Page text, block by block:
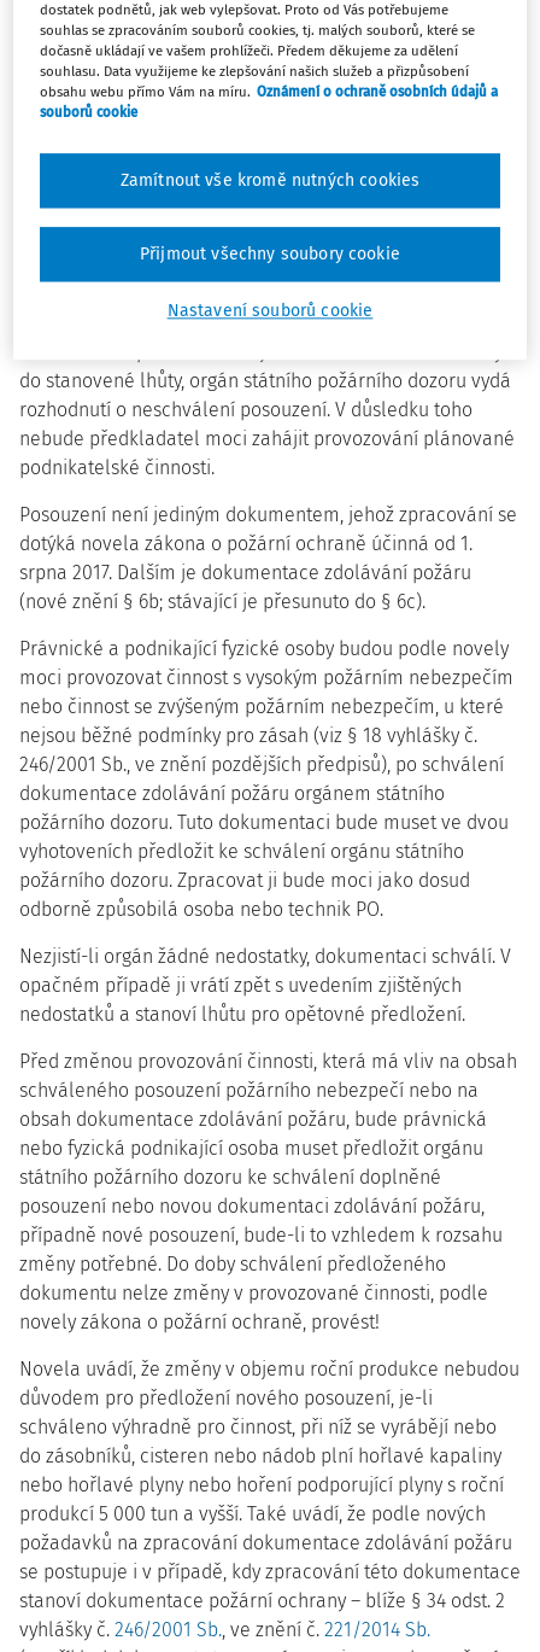
Novela zásadním způsobem zasahuje do povinností při
provozování činností s vysokým požárním nebezpečím. V §
6a, jenž má zcela nové znění, ustanovuje, že právnické a
fyzické podnikající osoby mohou provozovat činnost s
vysokým požárním nebezpečím až po schválení
dokumentu posouzení požárního nebezpečí orgánem
státního požárního dozoru. Posouzení zpracované odborně
způsobilou osobou je právnická nebo podnikající fyzická
osoba povinna předložit ve dvou vyhotoveních. Nejsou-li
posouzení schválí. V opačném případě jej vrátí zpět.
do stanovené lhůty, orgán státního požárního dozoru vydá
rozhodnutí o neschválení posouzení. V důsledku toho
nebude předkladatel moci zahájit provozování plánované
podnikatelské činnosti.
Posouzení není jediným dokumentem, jehož zpracování se
dotýká novela zákona o požární ochraně účinná od 1.
srpna 2017. Dalším je dokumentace zdolávání požáru
(nové znění § 6b; stávající je přesunuto do § 6c).
Právnické a podnikající fyzické osoby budou podle novely
moci provozovat činnost s vysokým požárním nebezpečím
nebo činnost se zvýšeným požárním nebezpečím, u které
nejsou běžné podmínky pro zásah (viz § 18 vyhlášky č.
246/2001 Sb., ve znění pozdějších předpisů), po schválení
dokumentace zdolávání požáru orgánem státního
požárního dozoru. Tuto dokumentaci bude muset ve dvou
vyhotoveních předložit ke schválení orgánu státního
požárního dozoru. Zpracovat ji bude moci jako dosud
odborně způsobilá osoba nebo technik PO.
Nezjistí-li orgán žádné nedostatky, dokumentaci schválí. V
opačném případě ji vrátí zpět s uvedením zjištěných
nedostatků a stanoví lhůtu pro opětovné předložení.
Před změnou provozování činnosti, která má vliv na obsah
schváleného posouzení požárního nebezpečí nebo na
obsah dokumentace zdolávání požáru, bude právnická
nebo fyzická podnikající osoba muset předložit orgánu
státního požárního dozoru ke schválení doplněné
posouzení nebo novou dokumentaci zdolávání požáru,
případně nové posouzení, bude-li to vzhledem k rozsahu
změny potřebné. Do doby schválení předloženého
dokumentu nelze změny v provozované činnosti, podle
novely zákona o požární ochraně, provést!
Novela uvádí, že změny v objemu roční produkce nebudou
důvodem pro předložení nového posouzení, je-li
schváleno výhradně pro činnost, při níž se vyrábějí nebo
do zásobníků, cisteren nebo nádob plní hořlavé kapaliny
nebo hořlavé plyny nebo hoření podporující plyny s roční
produkcí 5 000 tun a vyšší. Také uvádí, že podle nových
požadavků na zpracování dokumentace zdolávání požáru
se postupuje i v případě, kdy zpracování této dokumentace
stanoví dokumentace požární ochrany – blíže § 34 odst. 2
vyhlášky č. 246/2001 Sb., ve znění č. 221/2014 Sb.
dostatek podnětů, jak web vylepšovat. Proto od Vás potřebujeme
souhlas se zpracováním souborů cookies, tj. malých souborů, které se
dočasně ukládají ve vašem prohlížeči. Předem děkujeme za udělení
souhlasu. Data využijeme ke zlepšování našich služeb a přizpůsobení
obsahu webu přímo Vám na míru. Oznámení o ochraně osobních údajů a
souborů cookie
Nastavení souborů cookie
Zamítnout vše kromě nutných cookies
Přijmout všechny soubory cookie